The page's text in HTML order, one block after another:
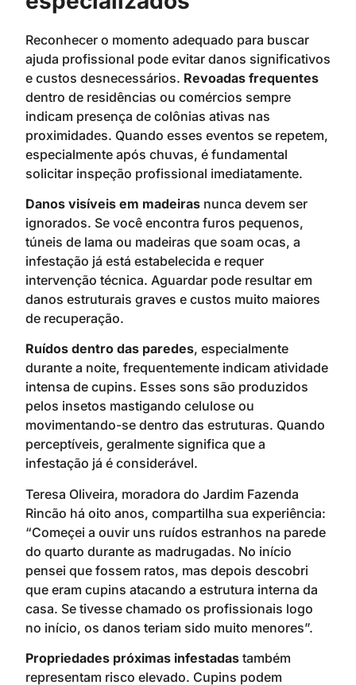
Reconhecer o momento adequado para buscar
ajuda profissional pode evitar danos significativos
e custos desnecessários. Revoadas frequentes
dentro de residências ou comércios sempre
indicam presença de colônias ativas nas
proximidades. Quando esses eventos se repetem,
especialmente após chuvas, é fundamental
solicitar inspeção profissional imediatamente.
Danos visíveis em madeiras nunca devem ser
ignorados. Se você encontra furos pequenos,
túneis de lama ou madeiras que soam ocas, a
infestação já está estabelecida e requer
intervenção técnica. Aguardar pode resultar em
danos estruturais graves e custos muito maiores
de recuperação.
Ruídos dentro das paredes, especialmente
durante a noite, frequentemente indicam atividade
intensa de cupins. Esses sons são produzidos
pelos insetos mastigando celulose ou
movimentando-se dentro das estruturas. Quando
perceptíveis, geralmente significa que a
infestação já é considerável.
Teresa Oliveira, moradora do Jardim Fazenda
Rincão há oito anos, compartilha sua experiência:
“Começei a ouvir uns ruídos estranhos na parede
do quarto durante as madrugadas. No início
pensei que fossem ratos, mas depois descobri
que eram cupins atacando a estrutura interna da
casa. Se tivesse chamado os profissionais logo
no início, os danos teriam sido muito menores”.
Propriedades próximas infestadas também
representam risco elevado. Cupins podem